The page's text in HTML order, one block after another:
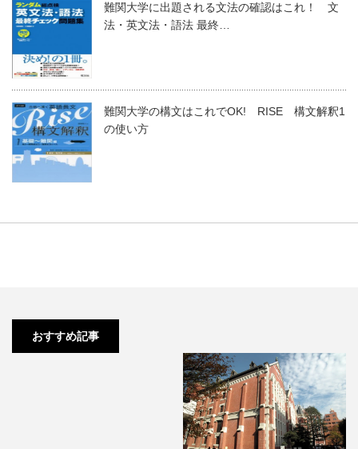
難関大学に出題される文法の確認はこれ！ 文
法・英文法・語法 最終…
難関大学の構文はこれでOK! RISE 構文解釈1
の使い方
おすすめ記事
中学英文法も使いこなせなかった
西日本の高校3年生がたった…